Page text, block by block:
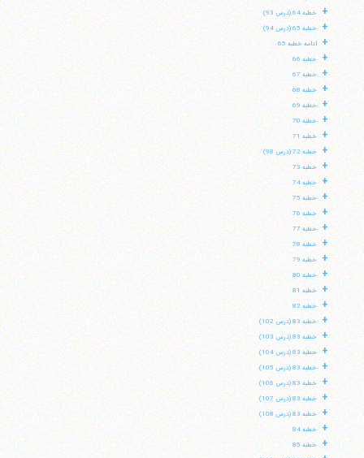
+ خطبه 64 (درس 93)
+ خطبه 65 (درس 94)
+ ادامه خطبه 65
+ خطبه 66
+ خطبه 67
+ خطبه 68
+ خطبه 69
+ خطبه 70
+ خطبه 71
+ خطبه 72 (درس 98)
+ خطبه 73
+ خطبه 74
+ خطبه 75
+ خطبه 76
+ خطبه 77
+ خطبه 78
+ خطبه 79
+ خطبه 80
+ خطبه 81
+ خطبه 82
+ خطبه 83 (درس 102)
+ خطبه 83 (درس 103)
+ خطبه 83 (درس 104)
+ خطبه 83 (درس 105)
+ خطبه 83 (درس 106)
+ خطبه 83 (درس 107)
+ خطبه 83 (درس 108)
+ خطبه 84
+ خطبه 85